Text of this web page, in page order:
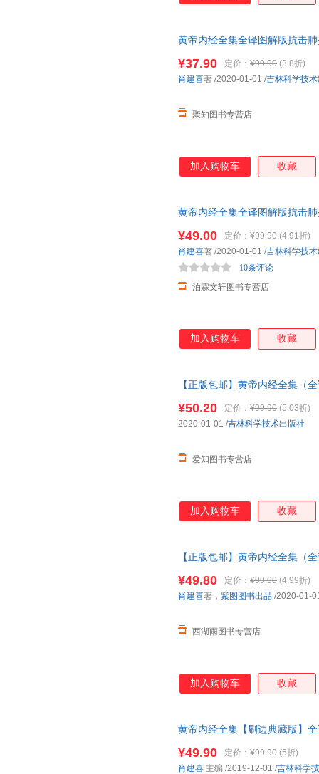
黄帝内经全集全译图解版抗击
¥37.90 定价： ¥99.90 (3.8折)
聚知图书专营店
肖建喜著 /2020-01-01 /吉林科学技
加入购物车 收藏
黄帝内经全集全译图解版抗击
¥49.00 定价： ¥99.90 (4.91折)
泊霖文轩图书专营店
10条评论
肖建喜著 /2020-01-01 /吉林科学技
加入购物车 收藏
【正版包邮】黄帝内经全集（
邮速发 假一罚十
¥50.20 定价： ¥99.90 (5.03折)
爱知图书专营店
2020-01-01 /吉林科学技术出版社
加入购物车 收藏
【正版包邮】黄帝内经全集（
¥49.80 定价： ¥99.90 (4.99折)
西湖雨图书专营店
肖建喜著， 紫图图书出品 /2020-01-
加入购物车 收藏
黄帝内经全集【刷边典藏版】
近发货，85%城市次日达，团
¥49.90 定价： ¥99.90 (5折)
肖建喜 主编 /2019-12-01 /吉林科学